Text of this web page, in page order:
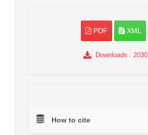
PDF XML
Downloads : 2030
How to cite